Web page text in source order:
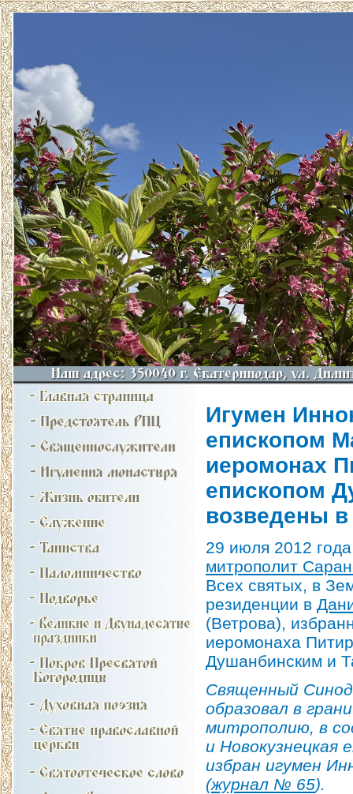
Игумен
епископом
иеромонах
епископом
возведены
29 июля 2012
митрополит
Всех святых, в
резиденции в
(Ветрова),
иеромонаха
Душанбинским и
Священный
образовал в
митрополию, в
и Новокузнецкая
избран игумен
(журнал № 65).